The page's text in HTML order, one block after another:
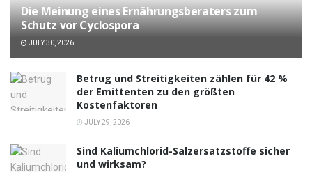
Die Meinung eines Ernährungsberaters zum
Schutz vor Cyclospora
JULY 30, 2026
Betrug und Streitigkeiten zählen für 42 %
der Emittenten zu den größten
Kostenfaktoren
JULY 29, 2026
Sind Kaliumchlorid-Salzersatzstoffe sicher
und wirksam?